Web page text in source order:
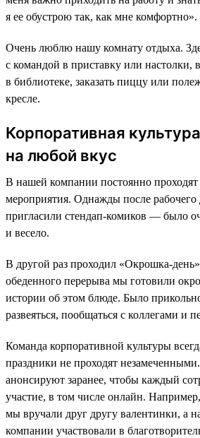
я ее обустрою так, как мне комфортно».
Очень люблю нашу комнату отдыха.
с командой в приставку или настолки,
в библиотеке, заказать пиццу или
кресле.
Корпоративная
на любой вкус
В нашей компании постоянно проходят
мероприятия. Однажды после
пригласили стендап-комиков — было
и весело.
В другой раз проходил «Окрошка-
обеденного перерыва мы готовили
истории об этом блюде. Было
развеяться, пообщаться с коллегами и
Команда корпоративной культуры
праздники не проходят
анонсируют заранее, чтобы каждый
участие, в том числе онлайн.
мы вручали друг другу валентинки, а
компании участвовали в